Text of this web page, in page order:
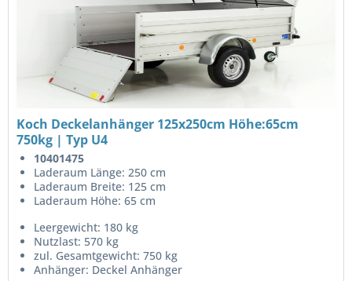
Koch Deckelanhänger 125x250cm Höhe:65cm
750kg | Typ U4
10401475
Laderaum Länge: 250 cm
Laderaum Breite: 125 cm
Laderaum Höhe: 65 cm
Leergewicht: 180 kg
Nutzlast: 570 kg
zul. Gesamtgewicht: 750 kg
Anhänger: Deckel Anhänger